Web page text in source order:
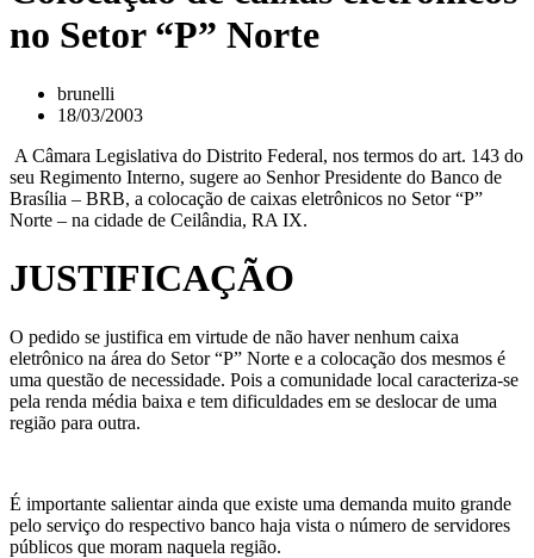
no Setor “P” Norte
brunelli
18/03/2003
A Câmara Legislativa do Distrito Federal, nos termos do art. 143 do
seu Regimento Interno, sugere ao Senhor Presidente do Banco de
Brasília – BRB, a colocação de caixas eletrônicos no Setor “P”
Norte – na cidade de Ceilândia, RA IX.
JUSTIFICAÇÃO
O pedido se justifica em virtude de não haver nenhum caixa
eletrônico na área do Setor “P” Norte e a colocação dos mesmos é
uma questão de necessidade. Pois a comunidade local caracteriza-se
pela renda média baixa e tem dificuldades em se deslocar de uma
região para outra.
É importante salientar ainda que existe uma demanda muito grande
pelo serviço do respectivo banco haja vista o número de servidores
públicos que moram naquela região.